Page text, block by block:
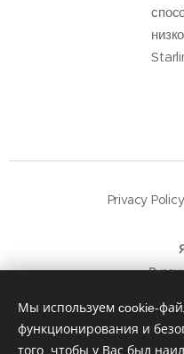
Privacy Policy
Мы используем cookie-
функционирования и
того, чтобы у Вас был